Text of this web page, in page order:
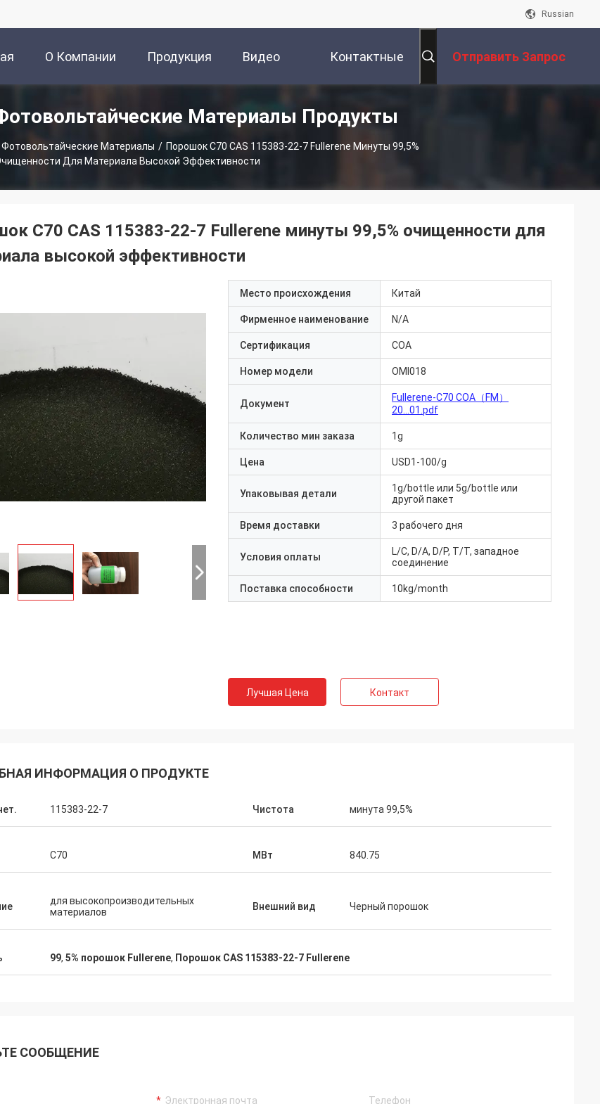
Russian
О Компании Продукция Видео Контактные
Данные
Отправить Запрос
Материалы Продукты
Фотовольтайческие Материалы / Порошок C70 CAS 115383-22-7 Fullerene Минуты 99,5%
Для Материала Высокой Эффективности
Оно изумительный что обслуживание
Feiming для превышения нашего
после-продажи.
C70 CAS 115383-22-7 Fullerene минуты 99,5% очищенности для
высокой эффективности
Место происхождения Китай
Фирменное наименование N/A
Сертификация COA
Номер модели OMI018
Документ
Fullerene-C70 COA（FM）
20...01.pdf
Количество мин заказа 1g
Цена USD1-100/g
Упаковывая детали
1g/bottle или 5g/bottle или
другой пакет
Время доставки 3 рабочего дня
Условия оплаты
L/C, D/A, D/P, T/T, западное
соединение
Поставка способности 10kg/month
Лучшая Цена Контакт
ИНФОРМАЦИЯ О ПРОДУКТЕ
115383-22-7 Чистота минута 99,5%
C70 МВт 840.75
для высокопроизводительных
материалов
Внешний вид Черный порошок
99, 5% порошок Fullerene, Порошок CAS 115383-22-7 Fullerene
СООБЩЕНИЕ